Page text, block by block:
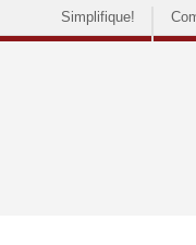
Simplifique!